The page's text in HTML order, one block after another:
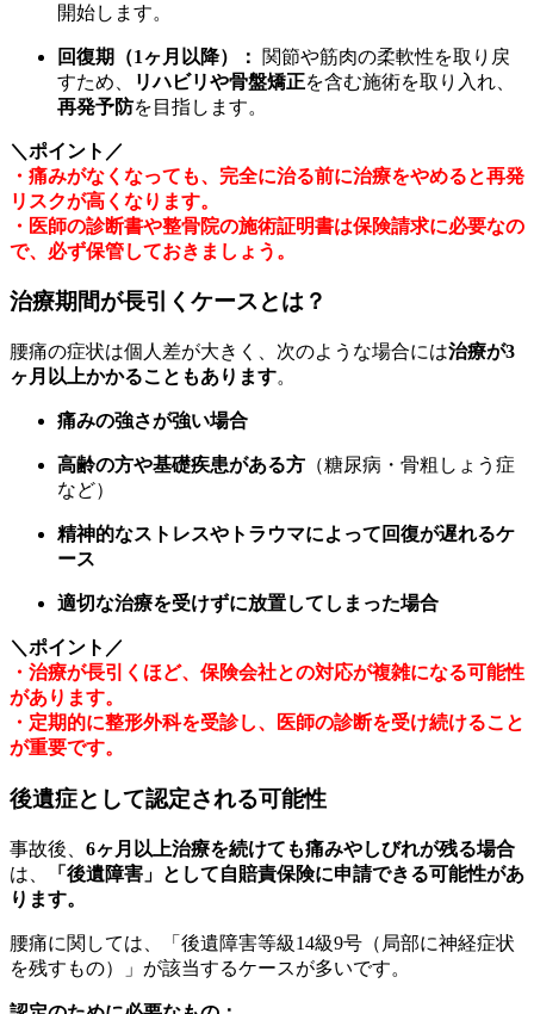
開始します。
回復期（1ヶ月以降）：
関節や筋肉の柔軟性を取り戻
すため、
リハビリや骨盤矯正を含む施術を取り入れ、
再発予防を目指します。
＼ポイント／
・痛みがなくなっても、完全に治る前に治療をやめると再発
リスクが高くなります。
・医師の診断書や整骨院の施術証明書は保険請求に必要なの
で、必ず保管しておきましょう。
治療期間が長引くケースとは？
腰痛の症状は個人差が大きく、次のような場合には治療が3
ヶ月以上かかることもあります。
痛みの強さが強い場合
高齢の方や基礎疾患がある方 （糖尿病・骨粗しょう症
など）
精神的なストレスやトラウマによって回復が遅れるケ
ース
適切な治療を受けずに放置してしまった場合
＼ポイント／
・治療が長引くほど、保険会社との対応が複雑になる可能性
があります。
・定期的に整形外科を受診し、医師の診断を受け続けること
が重要です。
後遺症として認定される可能性
事故後、 6ヶ月以上治療を続けても痛みやしびれが残る場合
は、
「後遺障害」として自賠責保険に申請できる可能性があ
ります。
腰痛に関しては、「後遺障害等級14級9号（局部に神経症状
を残すもの）」が該当するケースが多いです。